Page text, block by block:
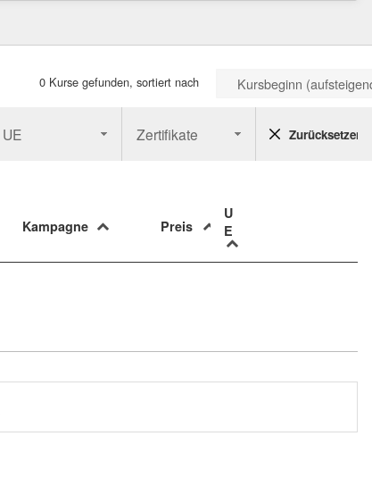
0 Kurse gefunden, sortiert nach Kursbeginn
UE Zertifikate Zurücksetzen
Kampagne Preis
U
E